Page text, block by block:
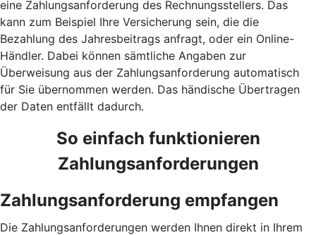
eine Zahlungsanforderung des Rechnungsstellers. Das
kann zum Beispiel Ihre Versicherung sein, die die
Bezahlung des Jahresbeitrags anfragt, oder ein Online-
Händler. Dabei können sämtliche Angaben zur
Überweisung aus der Zahlungsanforderung automatisch
für Sie übernommen werden. Das händische Übertragen
der Daten entfällt dadurch.
So einfach funktionieren
Zahlungsanforderungen
Zahlungsanforderung empfangen
Die Zahlungsanforderungen werden Ihnen direkt in Ihrem